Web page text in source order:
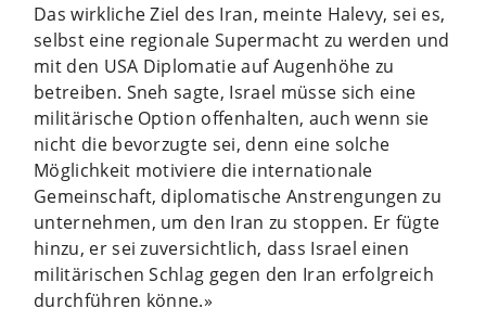
Das wirkliche Ziel des Iran, meinte Halevy, sei es,
selbst eine regionale Supermacht zu werden und
mit den USA Diplomatie auf Augenhöhe zu
betreiben. Sneh sagte, Israel müsse sich eine
militärische Option offenhalten, auch wenn sie
nicht die bevorzugte sei, denn eine solche
Möglichkeit motiviere die internationale
Gemeinschaft, diplomatische Anstrengungen zu
unternehmen, um den Iran zu stoppen. Er fügte
hinzu, er sei zuversichtlich, dass Israel einen
militärischen Schlag gegen den Iran erfolgreich
durchführen könne.»